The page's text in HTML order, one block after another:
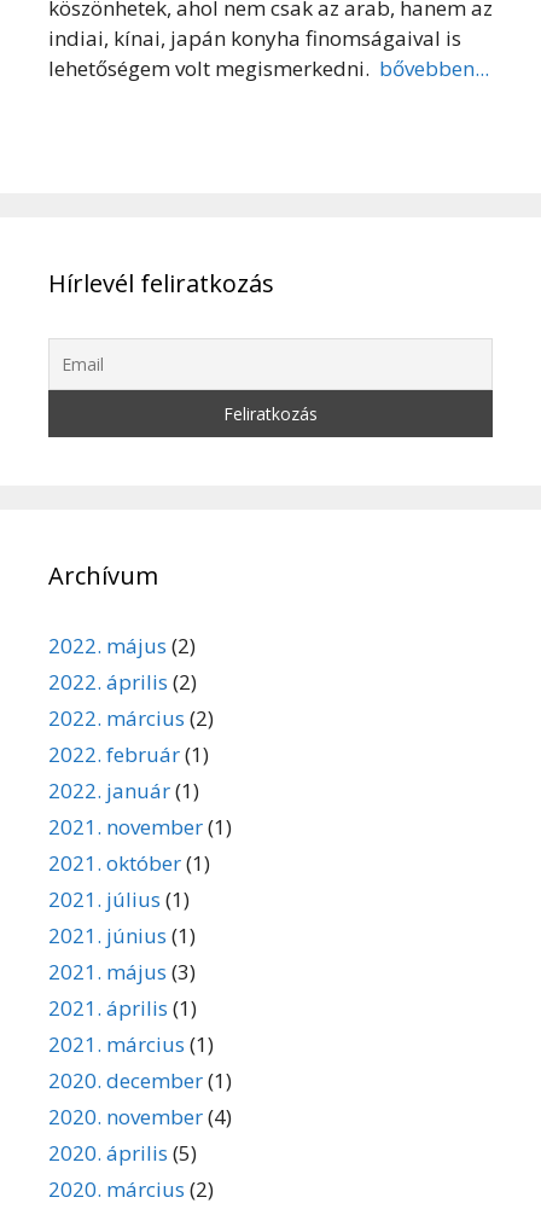
köszönhetek, ahol nem csak az arab, hanem az
indiai, kínai, japán konyha finomságaival is
lehetőségem volt megismerkedni. bővebben...
Hírlevél feliratkozás
Archívum
2022. május (2)
2022. április (2)
2022. március (2)
2022. február(1)
2022. január(1)
2021. november(1)
2021. október(1)
2021. július (1)
2021. június (1)
2021. május (3)
2021. április (1)
2021. március (1)
2020. december(1)
2020. november(4)
2020. április (5)
2020. március (2)